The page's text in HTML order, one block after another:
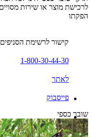
הפקתו
קישור לרשימת הסניפים
1-800-30-44-30
לאתר
פייסבוק
שובר כספי